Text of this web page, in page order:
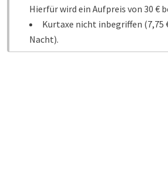
Hierfür wird ein Aufpreis von 30 €
Kurtaxe nicht inbegriffen (7,75
Nacht).